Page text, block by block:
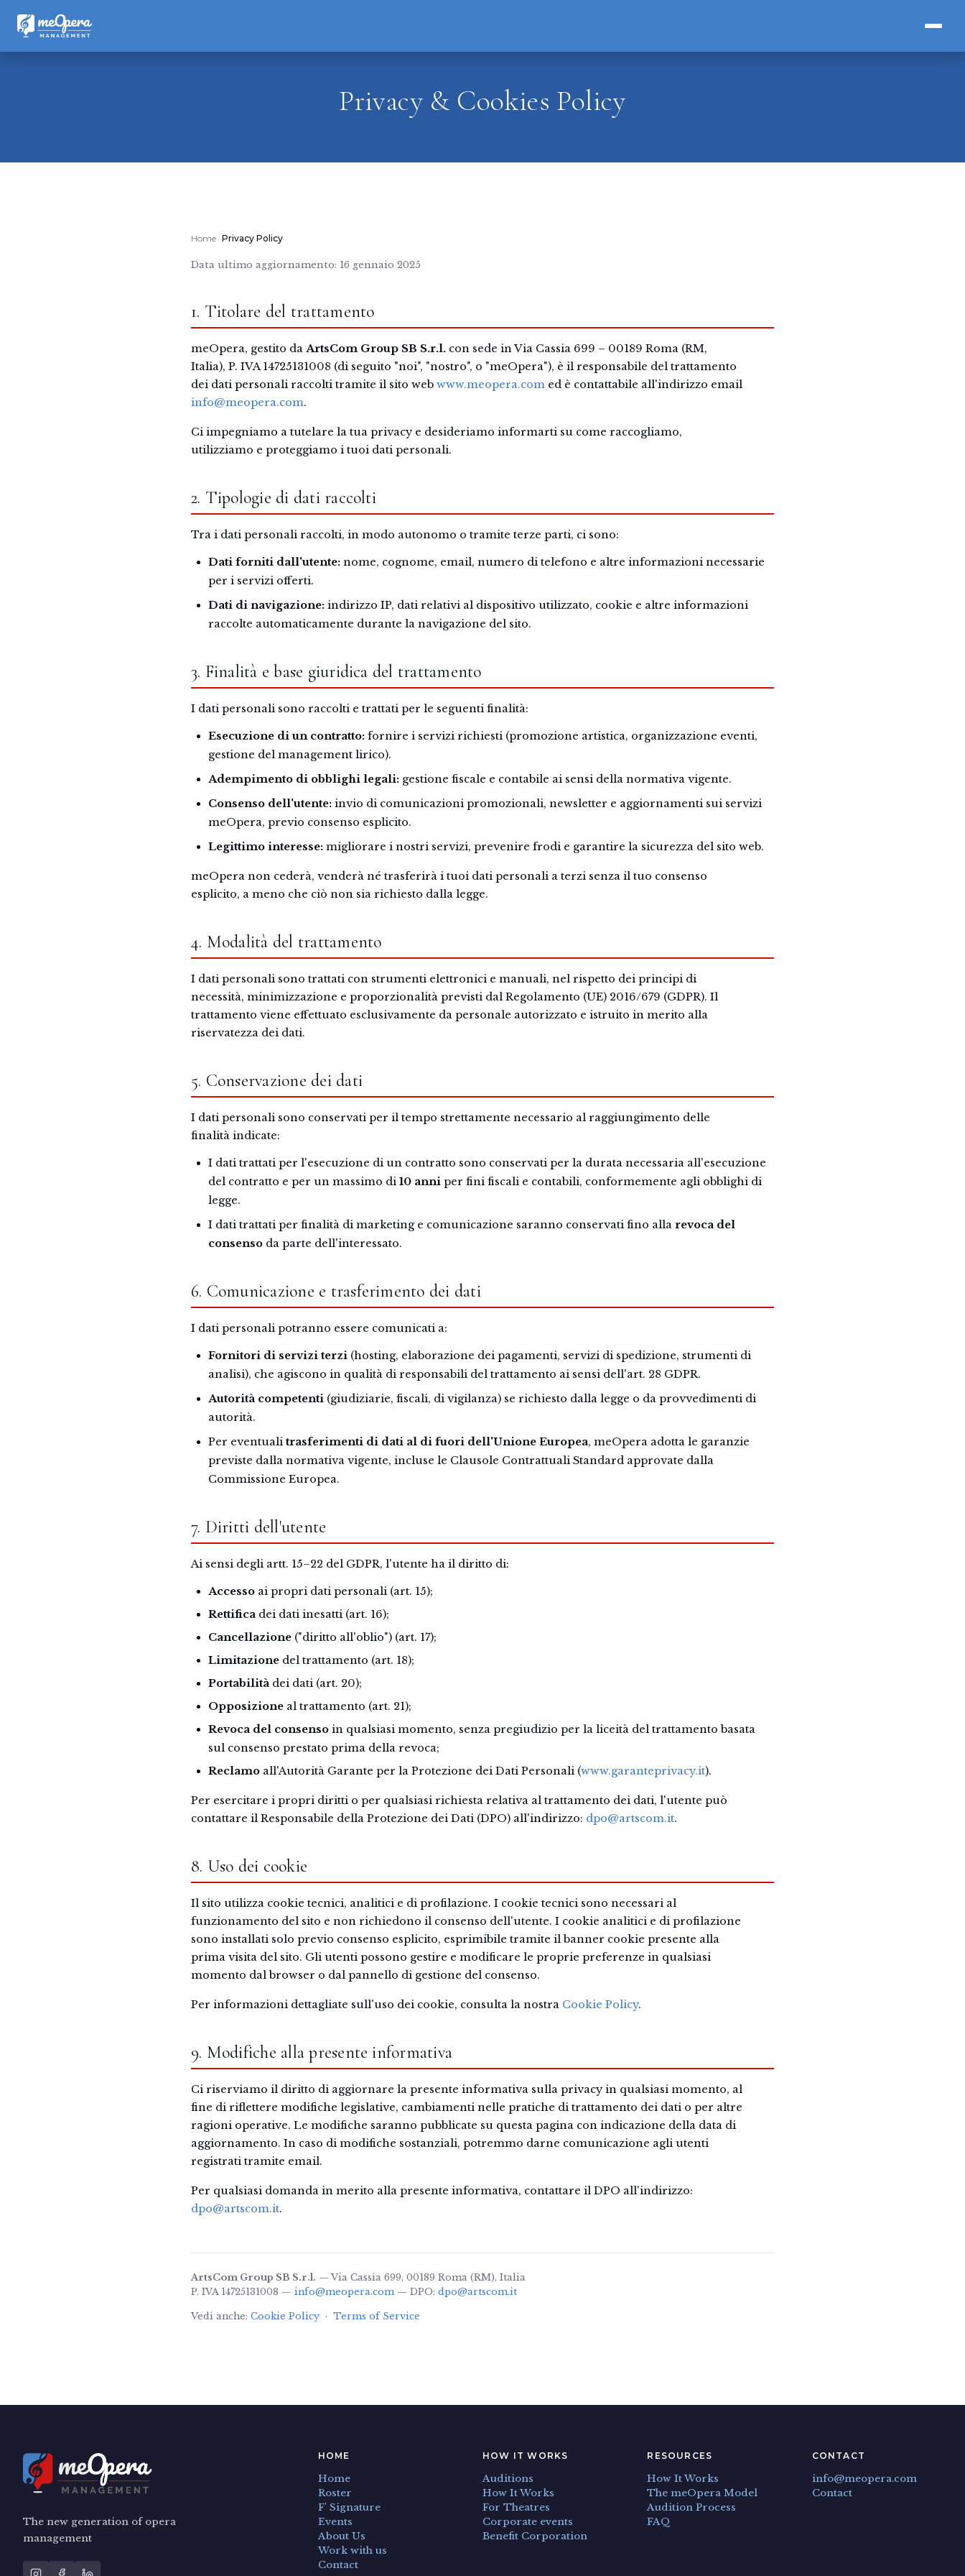
Privacy & Cookies Policy
Home Privacy Policy
Data ultimo aggiornamento: 16 gennaio 2025
1. Titolare del trattamento
meOpera, gestito da ArtsCom Group SB S.r.l. con sede in Via Cassia 699 – 00189 Roma (RM,
Italia), P. IVA 14725131008 (di seguito "noi", "nostro", o "meOpera"), è il responsabile del trattamento
dei dati personali raccolti tramite il sito web www.meopera.com ed è contattabile all'indirizzo email
info@meopera.com.
Ci impegniamo a tutelare la tua privacy e desideriamo informarti su come raccogliamo,
utilizziamo e proteggiamo i tuoi dati personali.
2. Tipologie di dati raccolti
Tra i dati personali raccolti, in modo autonomo o tramite terze parti, ci sono:
Dati forniti dall'utente: nome, cognome, email, numero di telefono e altre informazioni necessarie
per i servizi offerti.
Dati di navigazione: indirizzo IP, dati relativi al dispositivo utilizzato, cookie e altre informazioni
raccolte automaticamente durante la navigazione del sito.
3. Finalità e base giuridica del trattamento
I dati personali sono raccolti e trattati per le seguenti finalità:
Esecuzione di un contratto: fornire i servizi richiesti (promozione artistica, organizzazione eventi,
gestione del management lirico).
Adempimento di obblighi legali: gestione fiscale e contabile ai sensi della normativa vigente.
Consenso dell'utente: invio di comunicazioni promozionali, newsletter e aggiornamenti sui servizi
meOpera, previo consenso esplicito.
Legittimo interesse: migliorare i nostri servizi, prevenire frodi e garantire la sicurezza del sito web.
meOpera non cederà, venderà né trasferirà i tuoi dati personali a terzi senza il tuo consenso
esplicito, a meno che ciò non sia richiesto dalla legge.
4. Modalità del trattamento
I dati personali sono trattati con strumenti elettronici e manuali, nel rispetto dei principi di
necessità, minimizzazione e proporzionalità previsti dal Regolamento (UE) 2016/679 (GDPR). Il
trattamento viene effettuato esclusivamente da personale autorizzato e istruito in merito alla
riservatezza dei dati.
5. Conservazione dei dati
I dati personali sono conservati per il tempo strettamente necessario al raggiungimento delle
finalità indicate:
I dati trattati per l'esecuzione di un contratto sono conservati per la durata necessaria all'esecuzione
del contratto e per un massimo di 10 anni per fini fiscali e contabili, conformemente agli obblighi di
legge.
I dati trattati per finalità di marketing e comunicazione saranno conservati fino alla revoca del
consenso da parte dell'interessato.
6. Comunicazione e trasferimento dei dati
I dati personali potranno essere comunicati a:
Fornitori di servizi terzi (hosting, elaborazione dei pagamenti, servizi di spedizione, strumenti di
analisi), che agiscono in qualità di responsabili del trattamento ai sensi dell'art. 28 GDPR.
Autorità competenti (giudiziarie, fiscali, di vigilanza) se richiesto dalla legge o da provvedimenti di
autorità.
Per eventuali trasferimenti di dati al di fuori dell'Unione Europea, meOpera adotta le garanzie
previste dalla normativa vigente, incluse le Clausole Contrattuali Standard approvate dalla
Commissione Europea.
7. Diritti dell'utente
Ai sensi degli artt. 15–22 del GDPR, l'utente ha il diritto di:
Accesso ai propri dati personali (art. 15);
Rettifica dei dati inesatti (art. 16);
Cancellazione ("diritto all'oblio") (art. 17);
Limitazione del trattamento (art. 18);
Portabilità dei dati (art. 20);
Opposizione al trattamento (art. 21);
Revoca del consenso in qualsiasi momento, senza pregiudizio per la liceità del trattamento basata
sul consenso prestato prima della revoca;
Reclamo all'Autorità Garante per la Protezione dei Dati Personali (www.garanteprivacy.it).
Per esercitare i propri diritti o per qualsiasi richiesta relativa al trattamento dei dati, l'utente può
contattare il Responsabile della Protezione dei Dati (DPO) all'indirizzo: dpo@artscom.it.
8. Uso dei cookie
Il sito utilizza cookie tecnici, analitici e di profilazione. I cookie tecnici sono necessari al
funzionamento del sito e non richiedono il consenso dell'utente. I cookie analitici e di profilazione
sono installati solo previo consenso esplicito, esprimibile tramite il banner cookie presente alla
prima visita del sito. Gli utenti possono gestire e modificare le proprie preferenze in qualsiasi
momento dal browser o dal pannello di gestione del consenso.
Per informazioni dettagliate sull'uso dei cookie, consulta la nostra Cookie Policy.
9. Modifiche alla presente informativa
Ci riserviamo il diritto di aggiornare la presente informativa sulla privacy in qualsiasi momento, al
fine di riflettere modifiche legislative, cambiamenti nelle pratiche di trattamento dei dati o per altre
ragioni operative. Le modifiche saranno pubblicate su questa pagina con indicazione della data di
aggiornamento. In caso di modifiche sostanziali, potremmo darne comunicazione agli utenti
registrati tramite email.
Per qualsiasi domanda in merito alla presente informativa, contattare il DPO all'indirizzo:
dpo@artscom.it.
ArtsCom Group SB S.r.l. — Via Cassia 699, 00189 Roma (RM), Italia
P. IVA 14725131008 — info@meopera.com— DPO: dpo@artscom.it
Vedi anche: Cookie Policy · Terms of Service
The new generation of opera
management
HOME
Home
Roster
F' Signature
Events
About Us
Work with us
Contact
HOW IT WORKS
Auditions
How It Works
For Theatres
Corporate events
Benefit Corporation
RESOURCES
How It Works
The meOpera Model
Audition Process
FAQ
CONTACT
info@meopera.com
Contact